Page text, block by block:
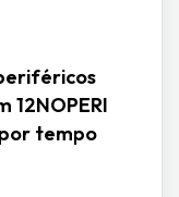
12NOPERI
tempo